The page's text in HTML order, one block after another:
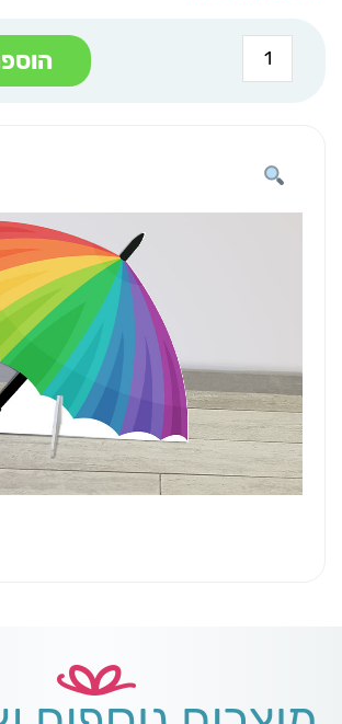
כמות
של
מעמד